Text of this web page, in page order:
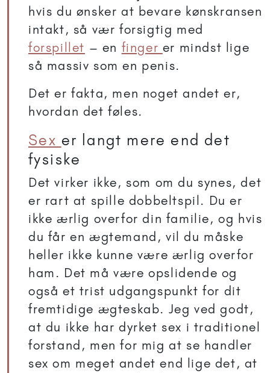
hvis du ønsker at bevare kønskransen
intakt, så vær forsigtig med
forspillet – en finger er mindst lige
så massiv som en penis.
Det er fakta, men noget andet er,
hvordan det føles.
Sex er langt mere end det
fysiske
Det virker ikke, som om du synes, det
er rart at spille dobbeltspil. Du er
ikke ærlig overfor din familie, og hvis
du får en ægtemand, vil du måske
heller ikke kunne være ærlig overfor
ham. Det må være opslidende og
også et trist udgangspunkt for dit
fremtidige ægteskab. Jeg ved godt,
at du ikke har dyrket sex i traditionel
forstand, men for mig at se handler
sex om meget andet end lige det, at